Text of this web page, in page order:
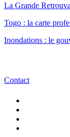
La Grande
Togo : la carte
Inondations : le
Contact